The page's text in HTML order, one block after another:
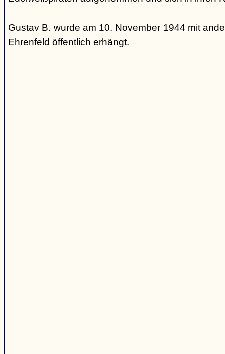
Gustav B. wurde am 10. November 1944 mit
Ehrenfeld öffentlich erhängt.